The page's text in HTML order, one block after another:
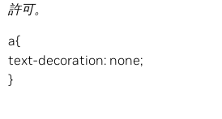
許可。
a{
text-decoration: none;
}